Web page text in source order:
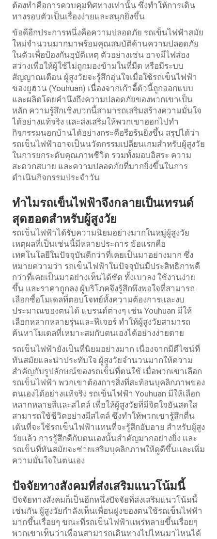
ต้องทำคือการควบคุมทิศทางเท่านั้น ซึ่งทำให้การเดิน
ทางรอบตัวเป็นเรื่องง่ายและสนุกยิ่งขึ้น
ข้อดีอีกประการหนึ่งคือความปลอดภัย รถเข็นไฟฟ้าสมัย
ใหม่จำนวนมากมาพร้อมคุณสมบัติด้านความปลอดภัย
ในตัวเพื่อป้องกันอุบัติเหตุ ตัวอย่างเช่น อาจมีไฟส่อง
สว่างเพื่อให้ผู้ใช้ไม่ถูกมองข้ามในที่มืด หรือมีระบบ
สัญญาณเตือน ผู้สูงวัยจะรู้สึกอุ่นใจเมื่อใช้รถเข็นไฟฟ้า
ของยูฮวน (Youhuan) เนื่องจากเก้าอี้ตัวนี้ถูกออกแบบ
และผลิตโดยคำนึงถึงความปลอดภัยของพวกเขาเป็น
หลัก ความรู้สึกเชิงบวกนี้สามารถเสริมสร้างความมั่นใจ
ได้อย่างแท้จริง และส่งเสริมให้พวกเขาออกไปทำ
กิจกรรมนอกบ้านได้อย่างกระตือรือร้นยิ่งขึ้น สรุปได้ว่า
รถเข็นไฟฟ้าอาจเป็นนวัตกรรมเปลี่ยนเกมสำหรับผู้สูงวัย
ในการยกระดับคุณภาพชีวิต รวมทั้งมอบอิสระ ความ
สะดวกสบาย และความปลอดภัยที่มากยิ่งขึ้นในการ
ดำเนินกิจกรรมประจำวัน
ทำไมรถเข็นไฟฟ้าจึงกลายเป็นเทรนด์
สุดฮอตสำหรับผู้สูงวัย
รถเข็นไฟฟ้าได้รับความนิยมอย่างมากในหมู่ผู้สูงวัย
เหตุผลที่เป็นเช่นนี้มีหลายประการ ข้อแรกคือ
เทคโนโลยีในปัจจุบันดีกว่าที่เคยเป็นมาอย่างมาก ซึ่ง
หมายความว่า รถเข็นไฟฟ้าในปัจจุบันมีประสิทธิภาพดี
กว่าที่เคยเป็นมาอย่างเห็นได้ชัด ทั้งเบาลง ใช้งานง่าย
ขึ้น และราคาถูกลง ผู้บริโภคจึงรู้สึกพึงพอใจที่สามารถ
เลือกซื้อโมเดลที่ตอบโจทย์ทั้งความต้องการและงบ
ประมาณของตนได้ แบรนด์ต่างๆ เช่น Youhuan มีให้
เลือกหลากหลายรุ่นและฟีเจอร์ ทำให้ผู้สูงวัยสามารถ
ค้นหาโมเดลที่เหมาะสมกับตนเองได้อย่างง่ายดาย
รถเข็นไฟฟ้ายังเป็นที่นิยมอย่างมาก เนื่องจากมีดีไซน์ที่
ทันสมัยและน่าประทับใจ ผู้สูงวัยจำนวนมากให้ความ
สำคัญกับรูปลักษณ์ของรถเข็นที่ตนใช้ เมื่อพวกเขาเลือก
รถเข็นไฟฟ้า พวกเขาต้องการสิ่งที่สะท้อนบุคลิกภาพของ
ตนเองได้อย่างแท้จริง รถเข็นไฟฟ้า Youhuan มีให้เลือก
หลากหลายสีและสไตล์ เพื่อให้ผู้สูงวัยที่มีจิตใจอันสดใส
สามารถใช้ชีวิตอย่างมีสไตล์ ซึ่งทำให้พวกเขารู้สึกตื่น
เต้นที่จะใช้รถเข็นไฟฟ้าแทนที่จะรู้สึกอับอาย สำหรับผู้สูง
วัยแล้ว การรู้สึกดีกับตนเองนั้นสำคัญมากอย่างยิ่ง และ
รถเข็นที่ทันสมัยจะช่วยเสริมบุคลิกภาพให้ดูดีขึ้นและเพิ่ม
ความมั่นใจในตนเอง
ปัจจัยทางสังคมที่ส่งเสริมแนวโน้มนี้
ปัจจัยทางสังคมก็เป็นอีกหนึ่งปัจจัยที่ส่งเสริมแนวโน้มนี้
เช่นกัน ผู้สูงวัยกำลังเห็นเพื่อนฝูงของตนใช้รถเข็นไฟฟ้า
มากขึ้นเรื่อยๆ ขณะที่รถเข็นไฟฟ้าแพร่หลายขึ้นเรื่อยๆ
พวกเขาเห็นว่าเพื่อนสามารถเดินทางไปไหนมาไหนได้